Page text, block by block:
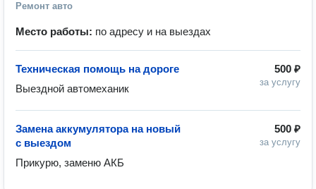
Ремонт авто
Место работы: по адресу и на выездах
500 ₽
за услугу
Техническая помощь на дороге
Выездной автомеханик
500 ₽
за услугу
Замена аккумулятора на новый
с выездом
Прикурю, заменю АКБ